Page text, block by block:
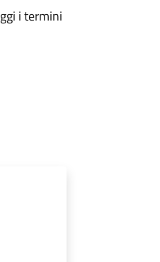
i termini